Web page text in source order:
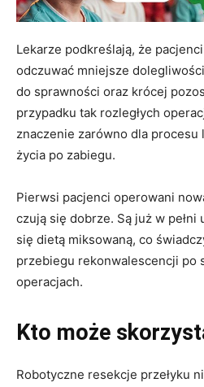
Lekarze podkreślają, że
odczuwać mniejsze
do sprawności oraz krócej
przypadku tak rozległych
znaczenie zarówno dla procesu
życia po zabiegu.
Pierwsi pacjenci operowani
czują się dobrze. Są już w
się dietą miksowaną, co
przebiegu rekonwalescencji po
operacjach.
Kto może
Robotyczne resekcje przełyku